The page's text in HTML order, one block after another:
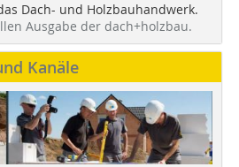
Dach- und Holzbauhandwerk.
Ausgabe der dach+holzbau.
Kanäle